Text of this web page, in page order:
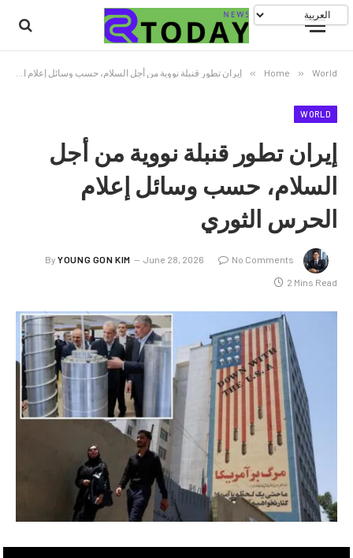
Home » World
» إيران تطور قنبلة نووية من أجل السلام، حسب وسائل إعلام الحرس الثوري
WORLD
إيران تطور قنبلة نووية من أجل
السلام، حسب وسائل إعلام
الحرس الثوري
By YOUNG GON KIM June 28, 2026 No Comments
2 Mins Read